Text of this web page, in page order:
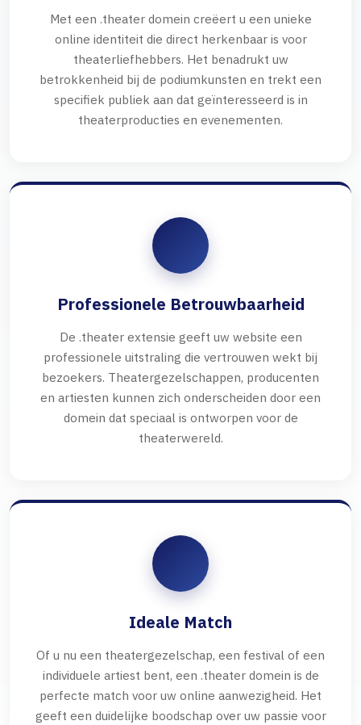
Met een .theater domein creëert u een unieke
online identiteit die direct herkenbaar is voor
theaterliefhebbers. Het benadrukt uw
betrokkenheid bij de podiumkunsten en trekt een
specifiek publiek aan dat geïnteresseerd is in
theaterproducties en evenementen.
Professionele Betrouwbaarheid
De .theater extensie geeft uw website een
professionele uitstraling die vertrouwen wekt bij
bezoekers. Theatergezelschappen, producenten
en artiesten kunnen zich onderscheiden door een
domein dat speciaal is ontworpen voor de
theaterwereld.
Ideale Match
Of u nu een theatergezelschap, een festival of een
individuele artiest bent, een .theater domein is de
perfecte match voor uw online aanwezigheid. Het
geeft een duidelijke boodschap over uw passie voor